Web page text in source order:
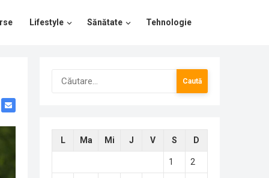
Lifestyle Sănătate Tehnologie
Caută
după:
L Ma Mi J V S D
1 2